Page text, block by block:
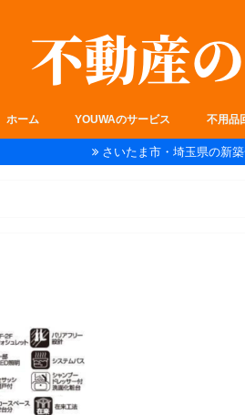
ホーム YOUWAのサービス 不用品
さいたま市・埼玉県の新